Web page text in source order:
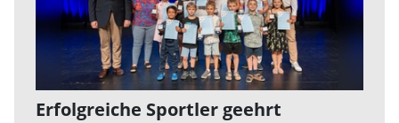
Erfolgreiche Sportler geehrt